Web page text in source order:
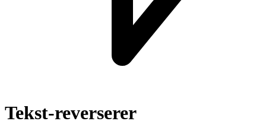
Tekst-reverserer